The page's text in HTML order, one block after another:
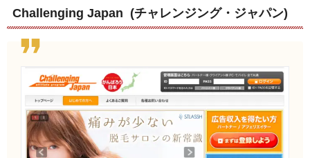
Challenging Japan (チャレンジング・ジャパン)